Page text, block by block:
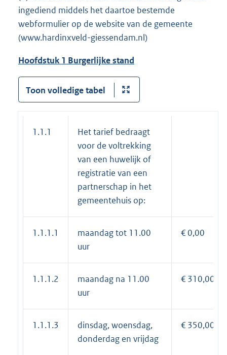
ingediend middels het daartoe bestemde
webformulier op de website van de gemeente
(www.hardinxveld-giessendam.nl)
Hoofdstuk 1 Burgerlijke stand
Toon volledige tabel
1.1.1
Het tarief bedraagt
voor de voltrekking
van een huwelijk of
registratie van een
partnerschap in het
gemeentehuis op:
1.1.1.1
maandag tot 11.00
uur
€ 0,00
1.1.1.2
maandag na 11.00
uur
€ 310,00
1.1.1.3
dinsdag, woensdag,
donderdag en vrijdag
€ 350,00